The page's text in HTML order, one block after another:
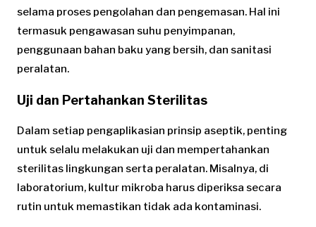
selama proses pengolahan dan pengemasan. Hal ini
termasuk pengawasan suhu penyimpanan,
penggunaan bahan baku yang bersih, dan sanitasi
peralatan.
Uji dan Pertahankan Sterilitas
Dalam setiap pengaplikasian prinsip aseptik, penting
untuk selalu melakukan uji dan mempertahankan
sterilitas lingkungan serta peralatan. Misalnya, di
laboratorium, kultur mikroba harus diperiksa secara
rutin untuk memastikan tidak ada kontaminasi.